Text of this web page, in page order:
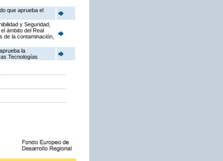
que aprueba el
y Seguridad,
ámbito del Real
de la contaminación,
la
Tecnologías